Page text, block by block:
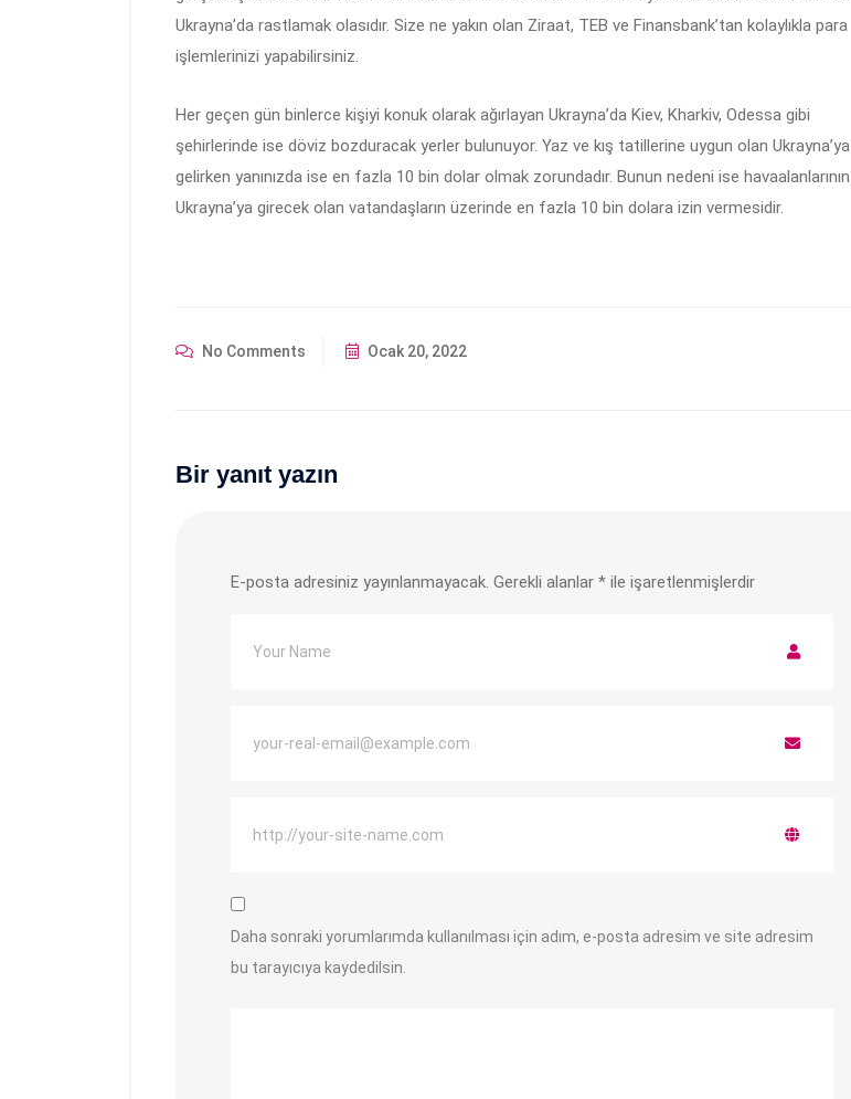
Ukrayna’da rastlamak olasıdır. Size ne yakın olan Ziraat, TEB ve Finansbank’tan kolaylıkla para
işlemlerinizi yapabilirsiniz.
Her geçen gün binlerce kişiyi konuk olarak ağırlayan Ukrayna’da Kiev, Kharkiv, Odessa gibi
şehirlerinde ise döviz bozduracak yerler bulunuyor. Yaz ve kış tatillerine uygun olan Ukrayna’ya
gelirken yanınızda ise en fazla 10 bin dolar olmak zorundadır. Bunun nedeni ise havaalanlarının
Ukrayna’ya girecek olan vatandaşların üzerinde en fazla 10 bin dolara izin vermesidir.
No Comments Ocak 20, 2022
Bir yanıt yazın
E-posta adresiniz yayınlanmayacak. Gerekli alanlar * ile işaretlenmişlerdir
Daha sonraki yorumlarımda kullanılması için adım, e-posta adresim ve site adresim
bu tarayıcıya kaydedilsin.